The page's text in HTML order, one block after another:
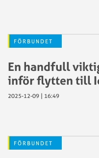
FÖRBUNDET
En handfull
inför flytten till
2025-12-09 | 16:49
FÖRBUNDET